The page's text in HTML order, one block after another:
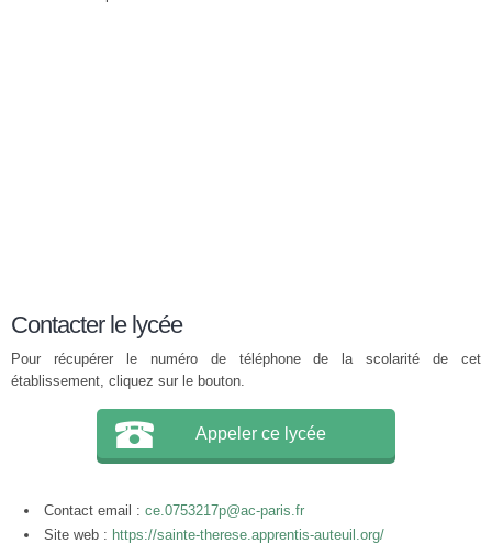
Contacter le lycée
Pour récupérer le numéro de téléphone de la scolarité de cet
établissement, cliquez sur le bouton.
Appeler ce lycée
Contact email : ce.0753217p@ac-paris.fr
Site web : https://sainte-therese.apprentis-auteuil.org/